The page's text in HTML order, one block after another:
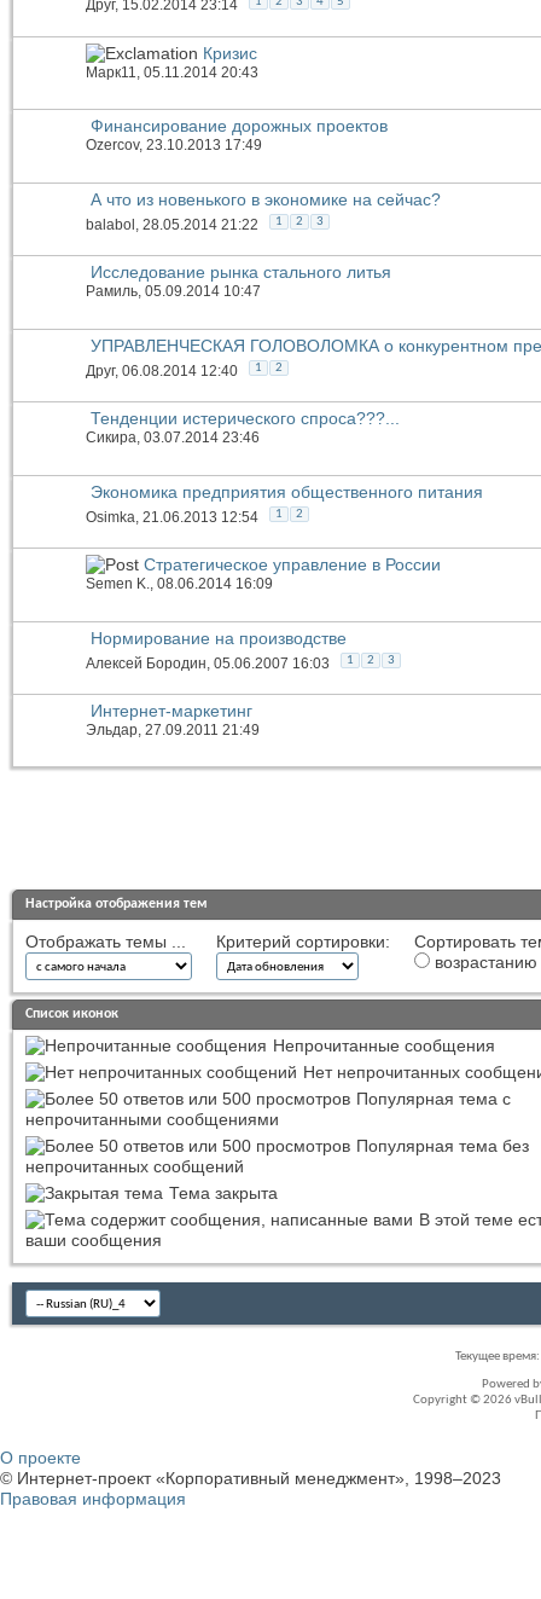
Друг, 15.02.2014 23:14
Кризис
Марк11 , 05.11.2014 20:43
Финансирование дорожных проектов
Ozercov, 23.10.2013 17:49
А что из новенького в экономике на сейчас?
balabol , 28.05.2014 21:22 1 2 3
Исследование рынка стального литья
Рамиль, 05.09.2014 10:47
УПРАВЛЕНЧЕСКАЯ ГОЛОВОЛОМКА о конкурентном
Друг, 06.08.2014 12:40 1 2
Тенденции истерического спроса???...
Сикира, 03.07.2014 23:46
Экономика предприятия общественного питания
Osimka , 21.06.2013 12:54 1 2
Стратегическое управление в России
Semen K., 08.06.2014 16:09
Нормирование на производстве
Алексей Бородин , 05.06.2007 16:03 1 2 3
Интернет-маркетинг
Эльдар, 27.09.2011 21:49
Настройка отображения тем
Отображать темы ... Критерий сортировки:
Сортировать
возрастанию
Список иконок
Непрочитанные сообщения
Нет непрочитанных
Популярная тема с
непрочитанными сообщениями
Популярная тема без
непрочитанных сообщений
Тема закрыта
В этой теме
ваши сообщения
Текущее время:
Powered
Copyright © 2026
О проекте
© Интернет-проект «Корпоративный менеджмент», 1998–2023
Правовая информация